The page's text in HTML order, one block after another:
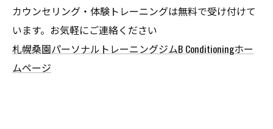
カウンセリング・体験トレーニングは無料で受け付けて
います。お気軽にご連絡ください
札幌桑園パーソナルトレーニングジムB Conditioningホー
ムページ